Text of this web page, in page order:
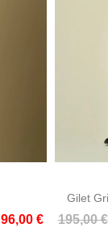
96,00 €
Gilet
195,00 €
Prix